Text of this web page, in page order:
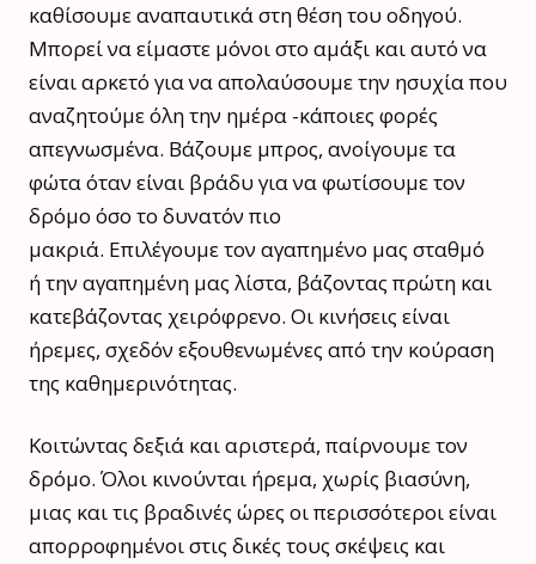
καθίσουμε αναπαυτικά στη θέση του οδηγού.
Μπορεί να είμαστε μόνοι στο αμάξι και αυτό να
είναι αρκετό για να απολαύσουμε την ησυχία που
αναζητούμε όλη την ημέρα -κάποιες φορές
απεγνωσμένα. Βάζουμε μπρος, ανοίγουμε τα
φώτα όταν είναι βράδυ για να φωτίσουμε τον
δρόμο όσο το δυνατόν πιο
μακριά. Επιλέγουμε τον αγαπημένο μας σταθμό
ή την αγαπημένη μας λίστα, βάζοντας πρώτη και
κατεβάζοντας χειρόφρενο. Οι κινήσεις είναι
ήρεμες, σχεδόν εξουθενωμένες από την κούραση
της καθημερινότητας.
Κοιτώντας δεξιά και αριστερά, παίρνουμε τον
δρόμο. Όλοι κινούνται ήρεμα, χωρίς βιασύνη,
μιας και τις βραδινές ώρες οι περισσότεροι είναι
απορροφημένοι στις δικές τους σκέψεις και